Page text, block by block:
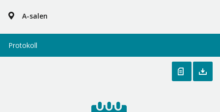
A-salen
Protokoll